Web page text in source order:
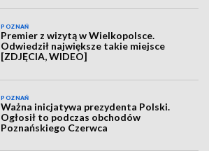
POZNAŃ
Premier z wizytą w Wielkopolsce.
Odwiedził największe takie miejsce
[ZDJĘCIA, WIDEO]
POZNAŃ
Ważna inicjatywa prezydenta Polski.
Ogłosił to podczas obchodów
Poznańskiego Czerwca